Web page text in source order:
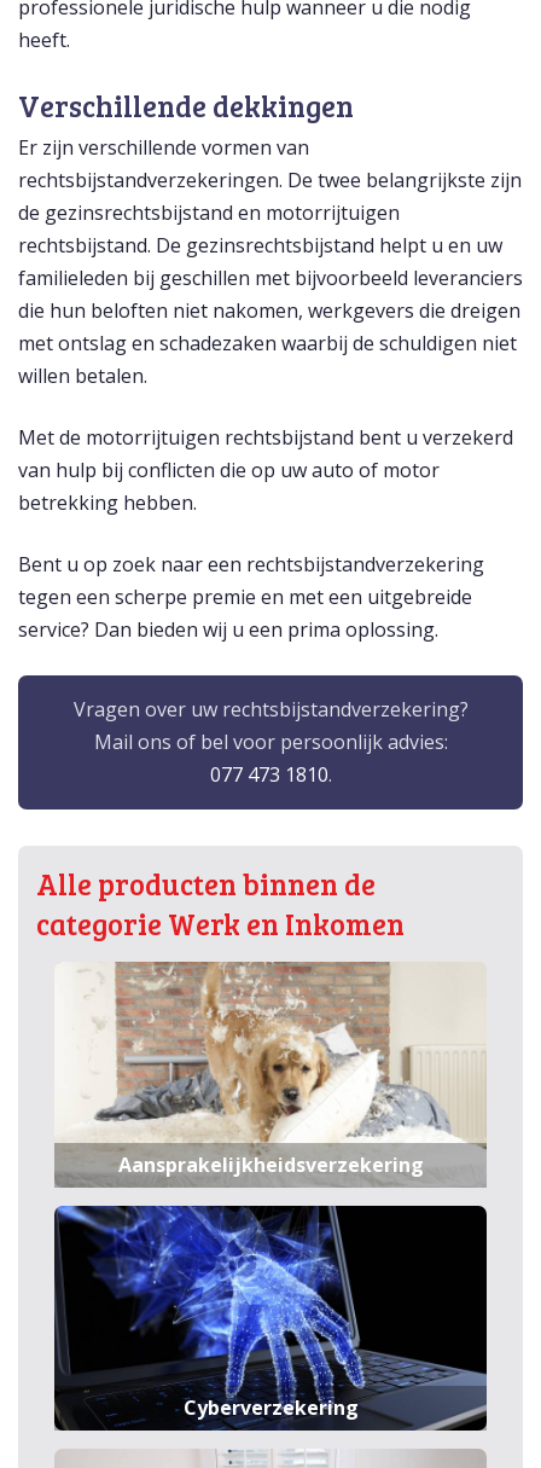
professionele juridische hulp wanneer u die nodig
heeft.
Verschillende dekkingen
Er zijn verschillende vormen van
rechtsbijstandverzekeringen. De twee belangrijkste zijn
de gezinsrechtsbijstand en motorrijtuigen
rechtsbijstand. De gezinsrechtsbijstand helpt u en uw
familieleden bij geschillen met bijvoorbeeld leveranciers
die hun beloften niet nakomen, werkgevers die dreigen
met ontslag en schadezaken waarbij de schuldigen niet
willen betalen.
Met de motorrijtuigen rechtsbijstand bent u verzekerd
van hulp bij conflicten die op uw auto of motor
betrekking hebben.
Bent u op zoek naar een rechtsbijstandverzekering
tegen een scherpe premie en met een uitgebreide
service? Dan bieden wij u een prima oplossing.
Vragen over uw rechtsbijstandverzekering?
Mail ons of bel voor persoonlijk advies:
077 473 1810.
Alle producten binnen de
categorie Werk en Inkomen
Aansprakelijkheidsverzekering
Cyberverzekering